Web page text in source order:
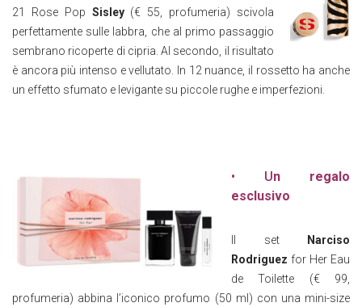
21 Rose Pop Sisley(€ 55, profumeria) scivola
perfettamente sulle labbra, che al primo passaggio
sembrano ricoperte di cipria. Al secondo, il risultato
è ancora più intenso e vellutato. In 12 nuance, il rossetto ha anche
un effetto sfumato e levigante su piccole rughe e imperfezioni.
• Un regalo
esclusivo
Il set
Narciso
Rodriguez for Her Eau
de Toilette (€ 99,
profumeria) abbina l’iconico profumo (50 ml) con una mini-size